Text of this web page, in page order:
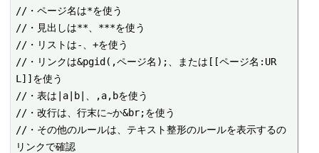
//・ページ名は*を使う
//・見出しは**、***を使う
//・リストは-、+を使う
//・リンクは&pgid(,ページ名);、または[[ページ名:UR
L]]を使う
//・表は|a|b|、,a,bを使う
//・改行は、行末に~か&br;を使う
//・その他のルールは、テキスト整形のルールを表示するの
リンクで確認